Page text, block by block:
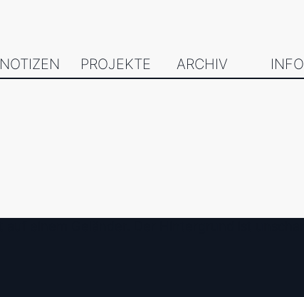
NOTIZEN PROJEKTE ARCHIV INFO